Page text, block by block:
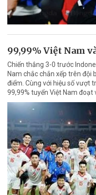
99,99% Việt Nam
Chiến thắng 3-0 trước
Nam chắc chắn xếp trên đội
điểm. Cùng với hiệu số vượt
99,99% tuyển Việt Nam đoạt